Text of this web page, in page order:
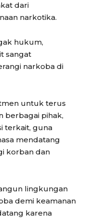
dari
narkotika.
hukum,
sangat
narkoba di
untuk terus
berbagai pihak,
terkait, guna
mendatang
korban dan
lingkungan
demi keamanan
karena